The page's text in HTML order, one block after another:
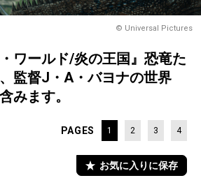
© Universal Pictures
ワールド/炎の王国』恐竜た
監督J・A・バヨナの世界
みます。
PAGES 1 2 3 4
お気に入りに保存